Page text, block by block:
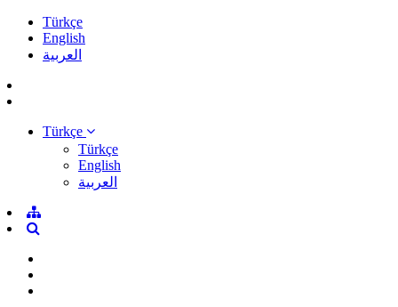
Türkçe
English
العربية
Türkçe
Türkçe
English
العربية